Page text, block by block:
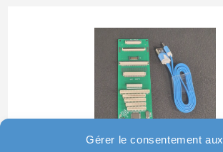
Gérer le consentement aux